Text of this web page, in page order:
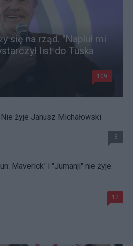
się na rząd. "Napluł mi
list do Tuska
109
żyje Janusz Michałowski
8
Maverick" i "Jumanji" nie żyje.
12